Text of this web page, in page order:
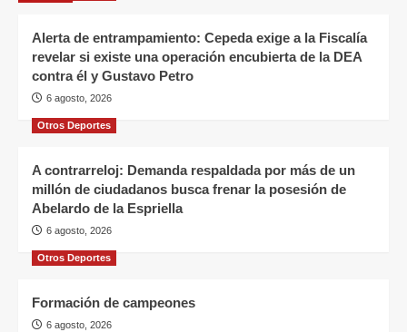
Alerta de entrampamiento: Cepeda exige a la Fiscalía
revelar si existe una operación encubierta de la DEA
contra él y Gustavo Petro
6 agosto, 2026
Otros Deportes
A contrarreloj: Demanda respaldada por más de un
millón de ciudadanos busca frenar la posesión de
Abelardo de la Espriella
6 agosto, 2026
Otros Deportes
Formación de campeones
6 agosto, 2026